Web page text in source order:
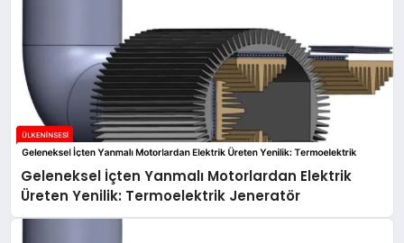
Geleneksel İçten Yanmalı Motorlardan Elektrik
Üreten Yenilik: Termoelektrik Jeneratör